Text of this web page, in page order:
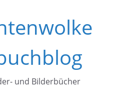
und Bilderbücher